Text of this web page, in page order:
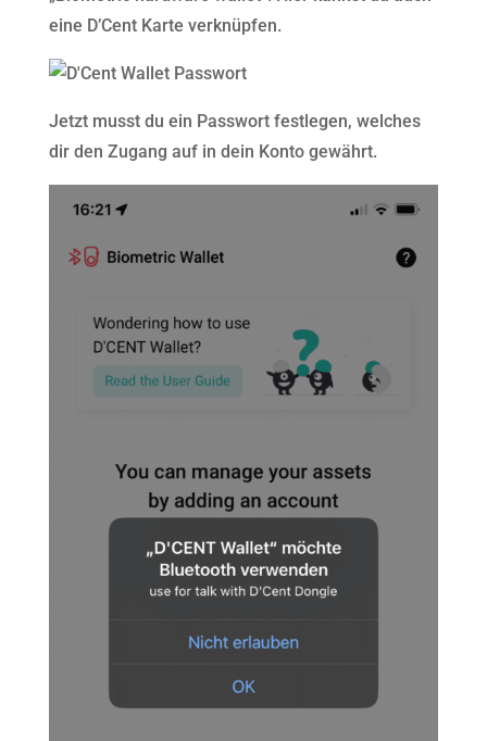
eine D’Cent Karte verknüpfen.
Jetzt musst du ein Passwort festlegen, welches
dir den Zugang auf in dein Konto gewährt.